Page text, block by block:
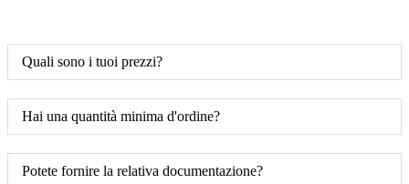
Quali sono i tuoi prezzi?
Hai una quantità minima d'ordine?
Potete fornire la relativa documentazione?